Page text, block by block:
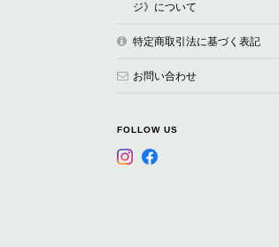
ジ》について
特定商取引法に基づく表記
お問い合わせ
FOLLOW US